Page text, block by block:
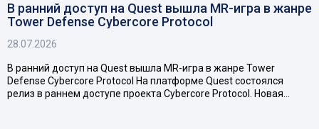
В ранний доступ на Quest вышла MR-игра в жанре
Tower Defense Cybercore Protocol
28.07.2026
В ранний доступ на Quest вышла MR-игра в жанре Tower
Defense Cybercore Protocol На платформе Quest состоялся
релиз в раннем доступе проекта Cybercore Protocol. Новая…